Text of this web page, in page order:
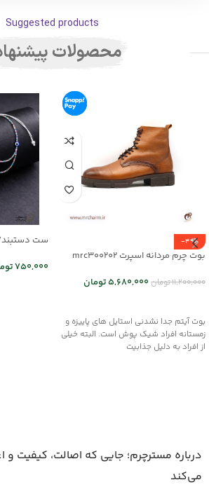
Suggested products
محصولات
-49%
بوت چرم مردانه اسپرت mrc300202
11,200,000تومان5,680,000تومان
بوت آیتم جدا نشدنی استایل های پاییزه و
زمستانه افراد شیک پوش است. البته خیلی
از افراد به دلیل جذابیت
ست دستبند/
750,000
درباره مسترچرم؛ جایی که اصالت، کیفیت و
می‌کند